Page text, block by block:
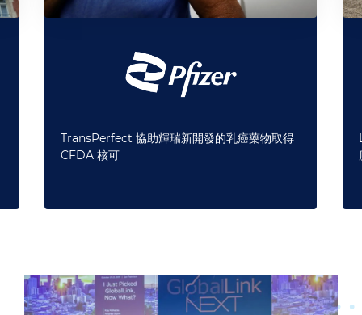
TransPerfect 協助輝瑞新開發的乳癌藥物取得
CFDA 核可